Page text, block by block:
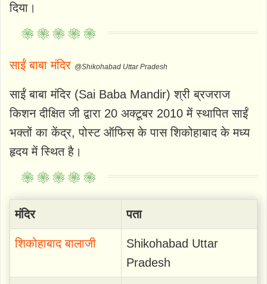
दिया।
साईं बाबा मंदिर @Shikohabad Uttar Pradesh
साईं बाबा मंदिर (Sai Baba Mandir) श्री ब्रजराज
किशन दीक्षित जी द्वारा 20 अक्टूबर 2010 में स्थापित साईं
भक्तों का केंद्र, पोस्ट ऑफिस के पास शिकोहाबाद के मध्य
हृदय में स्थित है।
मंदिर पता
शिकोहाबाद बालाजी
Shikohabad Uttar
Pradesh